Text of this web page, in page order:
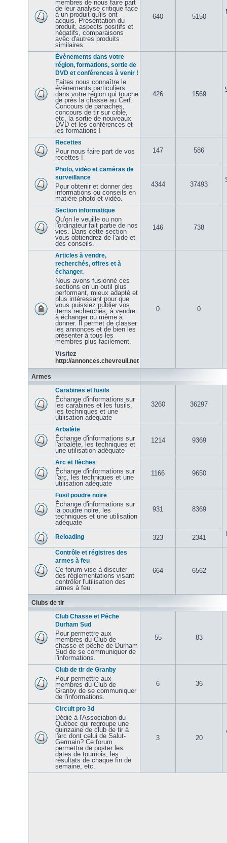
membres de nous faire part
de leur analyse critique face
à un produit qu'ils ont
acquis. Présentation du
produit, aspects positifs et
négatifs, comparaisons
avec d'autres produits
similaires.
640 5150
Évènements dans votre
région, formations, sortie de
DVD et conférences à venir !
Faites nous connaître le
évènements particuliers
dans votre région qui touche
de près la chasse au Cerf.
Concours de panaches,
concours de tir sur cible,
etc, la sortie de nouveaux
DVD et les conférences et
les formations !
426 1569
Recettes
Pour nous faire part de vos
recettes !
147 586
Photo, vidéo et caméras de
surveillance
Pour obtenir et donner des
informations ou conseils en
matière photo et vidéo.
4344 37493
Section informatique
Qu'on le veuille ou non
l'ordinateur fait partie de nos
vies. Dans cette section
vous obtiendrez de l'aide et
des conseils.
146 738
Articles à vendre,
recherchés, offres et à
échanger.
Nous avons fusionné ces
sections en un outil plus
performant, mieux adapté et
plus intéressant pour que
vous puissiez publier vos
items recherchés, à vendre
à échanger ou même à
donner. Il permet de classer
les annonces et de bien les
présenter à tous les
membres plus facilement.
Visitez
http://annonces.chevreuil.net
0 0
Armes
Carabines et fusils
Échange d'informations sur
les carabines et les fusils,
les techniques et une
utilisation adéquate
3260 36297
Arbalète
Échange d'informations sur
l'arbalète, les techniques et
une utilisation adéquate
1214 9369
Arc et flèches
Échange d'informations sur
l'arc, les techniques et une
utilisation adéquate
1166 9650
Fusil poudre noire
Échange d'informations sur
la poudre noire, les
techniques et une utilisation
adéquate
931 8369
Reloading 323 2341
Contrôle et régistres des
armes à feu
Ce forum vise à discuter
des réglementations visant
contrôler l'utilisation des
armes à feu.
664 6562
Clubs de tir
Club Chasse et Pêche
Durham Sud
Pour permettre aux
membres du Club de
chasse et pêche de Durham
Sud de se communiquer de
l'informations.
55 83
Club de tir de Granby
Pour permettre aux
membres du Club de
Granby de se communiquer
de l'informations.
6 36
Circuit pro 3d
Dédié à l'Association du
Québec qui regroupe une
quinzaine de club de tir à
l'arc dont celui de Salut-
Germain? Ce forum
permettra de poster les
dates de tournois, les
résultats de chaque fin de
semaine, etc.
3 20